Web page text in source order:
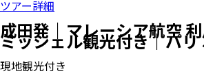
ツアー詳細
成田発｜マレーシア航空
ミッシェル観光付き｜パリ
現地観光付き